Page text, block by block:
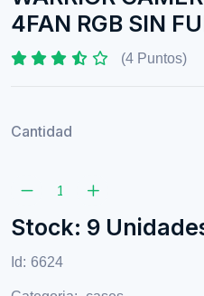
4FAN RGB SIN
(4 Puntos)
Cantidad
Stock: 9
Id: 6624